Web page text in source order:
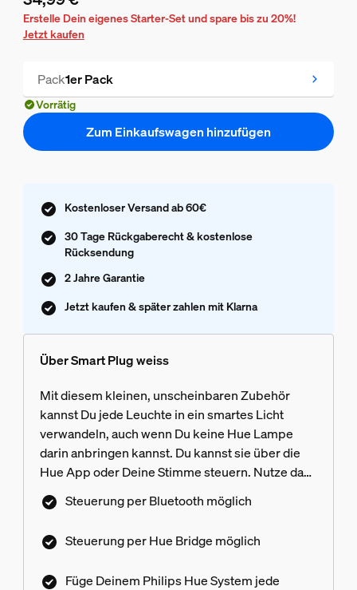
Aktueller Preis ist 34,99 €
Erstelle Dein eigenes Starter-Set und spare bis zu 20%!
Jetzt kaufen
Pack1er Pack
Vorrätig
Zum Einkaufswagen hinzufügen
Kostenloser Versand ab 60€
30 Tage Rückgaberecht & kostenlose
Rücksendung
2 Jahre Garantie
Jetzt kaufen & später zahlen mit Klarna
Über Smart Plug weiss
Mit diesem kleinen, unscheinbaren Zubehör
kannst Du jede Leuchte in ein smartes Licht
verwandeln, auch wenn Du keine Hue Lampe
darin anbringen kannst. Du kannst sie über die
Hue App oder Deine Stimme steuern. Nutze das
Licht sofort per Bluetooth oder verbinde die
Lampen mit der Hue Bridge, um weitere
Steuerung per Bluetooth möglich
Steuerung per Hue Bridge möglich
Füge Deinem Philips Hue System jede